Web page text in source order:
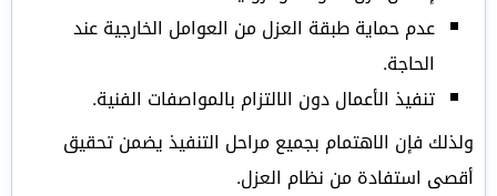
عدم حماية طبقة العزل من العوامل الخارجية عند
الحاجة.
تنفيذ الأعمال دون الالتزام بالمواصفات الفنية.
ولذلك فإن الاهتمام بجميع مراحل التنفيذ يضمن تحقيق
أقصى استفادة من نظام العزل.